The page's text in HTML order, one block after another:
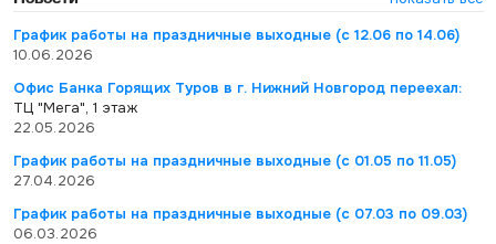
График работы на праздничные выходные (с 12.06 по 14.06)
10.06.2026
Офис Банка Горящих Туров в г. Нижний Новгород переехал:
ТЦ "Мега", 1 этаж
22.05.2026
График работы на праздничные выходные (с 01.05 по 11.05)
27.04.2026
График работы на праздничные выходные (с 07.03 по 09.03)
06.03.2026